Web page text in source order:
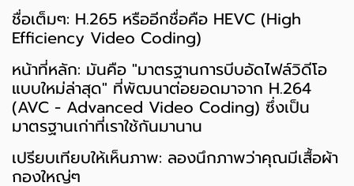
ชื่อเต็มๆ: H.265 หรืออีกชื่อคือ HEVC (High
Efficiency Video Coding)
หน้าที่หลัก: มันคือ "มาตรฐานการบีบอัดไฟล์วิดีโอ
แบบใหม่ล่าสุด" ที่พัฒนาต่อยอดมาจาก H.264
(AVC - Advanced Video Coding) ซึ่งเป็น
มาตรฐานเก่าที่เราใช้กันมานาน
เปรียบเทียบให้เห็นภาพ: ลองนึกภาพว่าคุณมีเสื้อผ้า
กองใหญ่ๆ